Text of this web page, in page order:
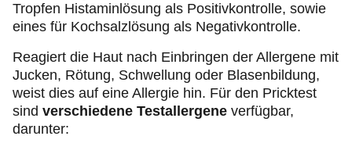
Tropfen Histaminlösung als Positivkontrolle, sowie
eines für Kochsalzlösung als Negativkontrolle.
Reagiert die Haut nach Einbringen der Allergene mit
Jucken, Rötung, Schwellung oder Blasenbildung,
weist dies auf eine Allergie hin. Für den Pricktest
sind verschiedene Testallergene verfügbar,
darunter: